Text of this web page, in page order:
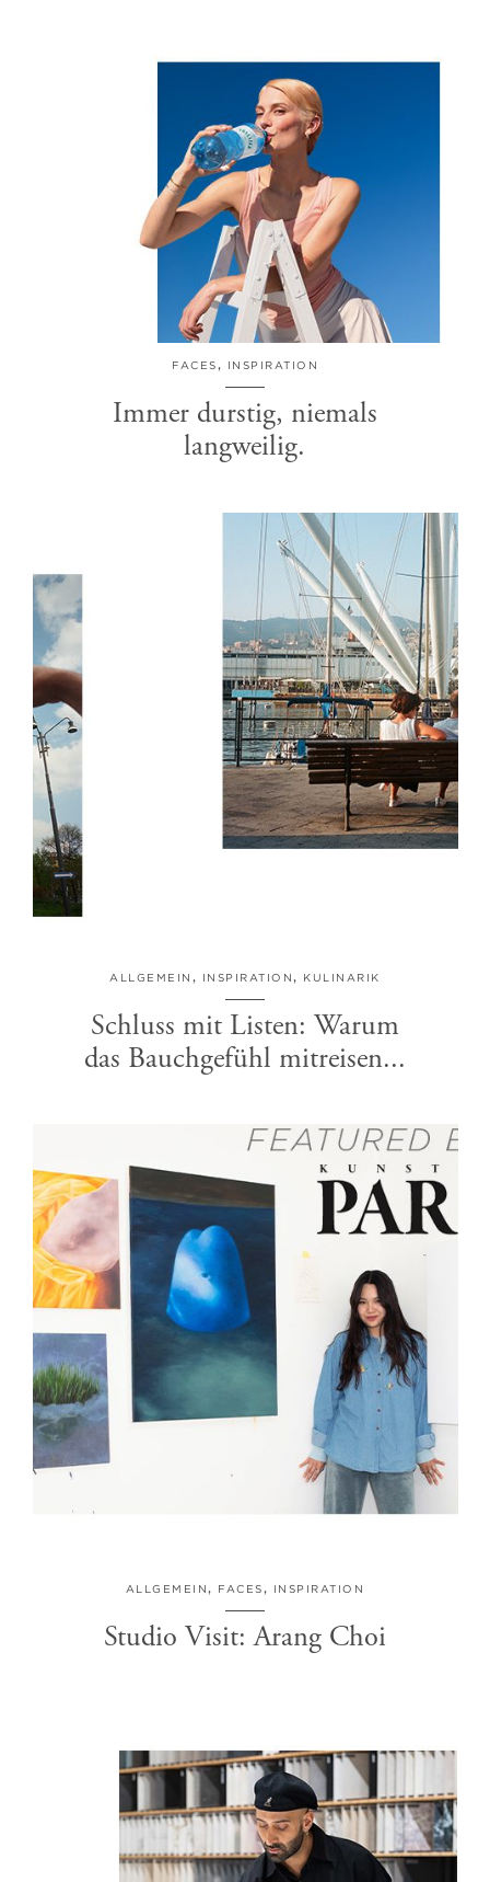
FACES, INSPIRATION
Immer durstig, niemals
langweilig.
ALLGEMEIN , INSPIRATION, KULINARIK
Schluss mit Listen: Warum
das Bauchgefühl mitreisen...
ALLGEMEIN, FACES, INSPIRATION
Studio Visit: Arang Choi